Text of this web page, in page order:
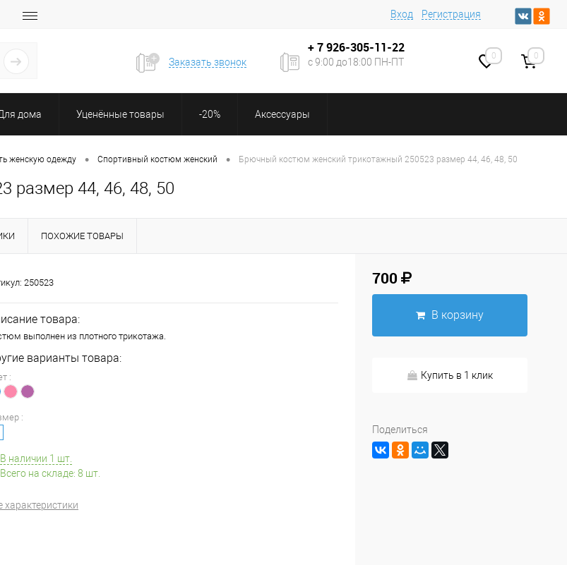
Вход Регистрация
Заказать звонок
+ 7926-305-11-22
с 9:00 до18:00 ПН-ПТ
0 0
дома Уценённые товары -20% Аксессуары
женскую одежду • Спортивный костюм женский • Брючный костюм женский трикотажный 250523 размер 44, 46, 48, 50
размер 44, 46, 48, 50
ПОХОЖИЕ ТОВАРЫ
250523
товара:
выполнен из плотного трикотажа.
варианты товара:
:
:
В наличии 1 шт.
Всего на складе: 8 шт.
характеристики
700
В корзину
Купить в 1 клик
Поделиться